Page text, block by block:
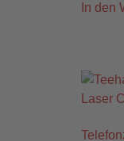
In den